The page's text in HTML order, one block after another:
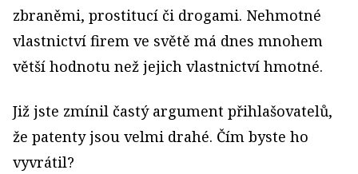
zbraněmi, prostitucí či drogami. Nehmotné
vlastnictví firem ve světě má dnes mnohem
větší hodnotu než jejich vlastnictví hmotné.
Již jste zmínil častý argument přihlašovatelů,
že patenty jsou velmi drahé. Čím byste ho
vyvrátil?